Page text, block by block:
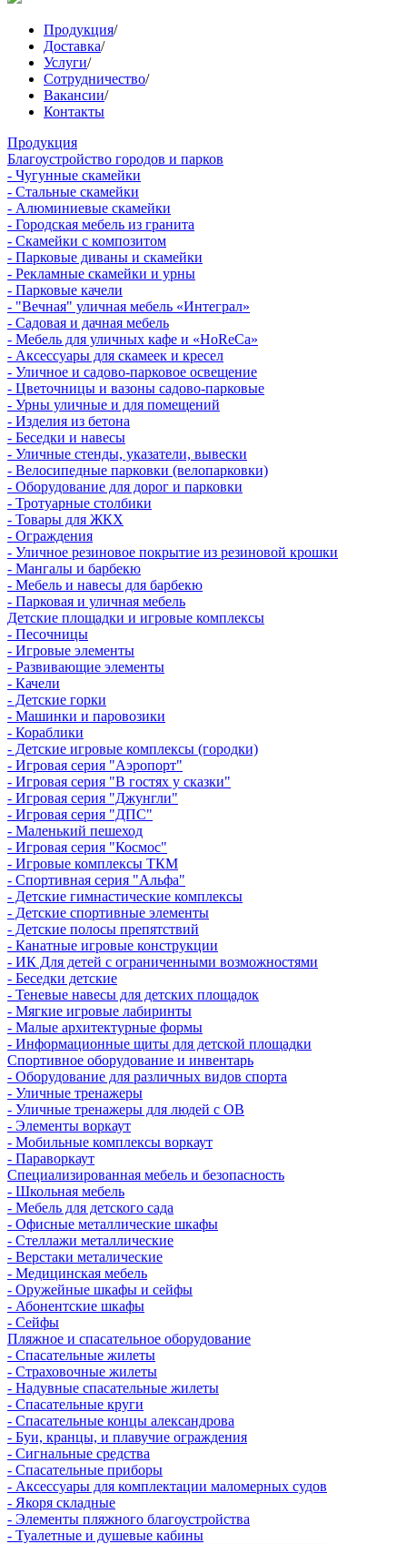
Продукция/
Доставка/
Услуги/
Сотрудничество/
Вакансии/
Контакты
Продукция
Благоустройство городов и парков
- Чугунные скамейки
- Стальные скамейки
- Алюминиевые скамейки
- Городская мебель из гранита
- Скамейки с композитом
- Парковые диваны и скамейки
- Рекламные скамейки и урны
- Парковые качели
- "Вечная" уличная мебель «Интеграл»
- Садовая и дачная мебель
- Мебель для уличных кафе и «HoReCa»
- Аксессуары для скамеек и кресел
- Уличное и садово-парковое освещение
- Цветочницы и вазоны садово-парковые
- Урны уличные и для помещений
- Изделия из бетона
- Беседки и навесы
- Уличные стенды, указатели, вывески
- Велосипедные парковки (велопарковки)
- Оборудование для дорог и парковки
- Тротуарные столбики
- Товары для ЖКХ
- Ограждения
- Уличное резиновое покрытие из резиновой крошки
- Мангалы и барбекю
- Мебель и навесы для барбекю
- Парковая и уличная мебель
Детские площадки и игровые комплексы
- Песочницы
- Игровые элементы
- Развивающие элементы
- Качели
- Детские горки
- Машинки и паровозики
- Кораблики
- Детские игровые комплексы (городки)
- Игровая серия "Аэропорт"
- Игровая серия "В гостях у сказки"
- Игровая серия "Джунгли"
- Игровая серия "ДПС"
- Маленький пешеход
- Игровая серия "Космос"
- Игровые комплексы ТКМ
- Спортивная серия "Альфа"
- Детские гимнастические комплексы
- Детские спортивные элементы
- Детские полосы препятствий
- Канатные игровые конструкции
- ИК Для детей с ограниченными возможностями
- Беседки детские
- Теневые навесы для детских площадок
- Мягкие игровые лабиринты
- Малые архитектурные формы
- Информационные щиты для детской площадки
Спортивное оборудование и инвентарь
- Оборудование для различных видов спорта
- Уличные тренажеры
- Уличные тренажеры для людей с ОВ
- Элементы воркаут
- Мобильные комплексы воркаут
- Параворкаут
Cпециализированная мебель и безопасность
- Школьная мебель
- Мебель для детского сада
- Офисные металлические шкафы
- Стеллажи металлические
- Верстаки металические
- Медицинская мебель
- Оружейные шкафы и сейфы
- Абонентские шкафы
- Сейфы
Пляжное и спасательное оборудование
- Спасательные жилеты
- Страховочные жилеты
- Надувные спасательные жилеты
- Спасательные круги
- Спасательные концы александрова
- Буи, кранцы, и плавучие ограждения
- Сигнальные средства
- Спасательные приборы
- Аксессуары для комплектации маломерных судов
- Якоря складные
- Элементы пляжного благоустройства
- Туалетные и душевые кабины